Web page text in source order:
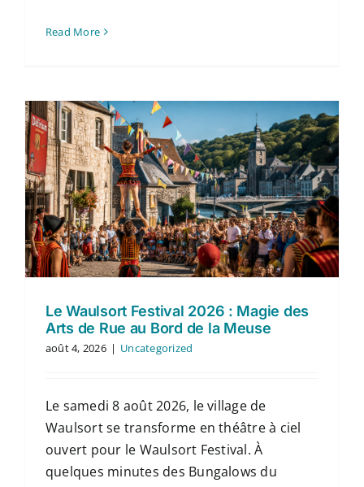
Read More
Le Waulsort Festival 2026 : Magie des
Arts de Rue au Bord de la Meuse
août 4, 2026 | Uncategorized
Le samedi 8 août 2026, le village de
Waulsort se transforme en théâtre à ciel
ouvert pour le Waulsort Festival. À
quelques minutes des Bungalows du